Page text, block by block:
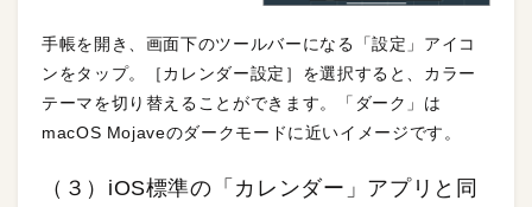
手帳を開き、画面下のツールバーになる「設定」アイコ
ンをタップ。［カレンダー設定］を選択すると、カラー
テーマを切り替えることができます。「ダーク」は
macOS Mojaveのダークモードに近いイメージです。
（３）iOS標準の「カレンダー」アプリと同